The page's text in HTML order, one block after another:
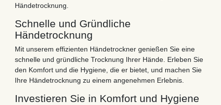
Händetrocknung.
Schnelle und Gründliche
Händetrocknung
Mit unserem effizienten Händetrockner genießen Sie eine
schnelle und gründliche Trocknung Ihrer Hände. Erleben Sie
den Komfort und die Hygiene, die er bietet, und machen Sie
Ihre Händetrocknung zu einem angenehmen Erlebnis.
Investieren Sie in Komfort und Hygiene